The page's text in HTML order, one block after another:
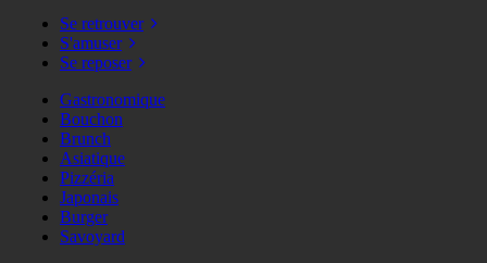
Se retrouver
S'amuser
Se reposer
Gastronomique
Bouchon
Brunch
Asiatique
Pizzéria
Japonais
Burger
Savoyard